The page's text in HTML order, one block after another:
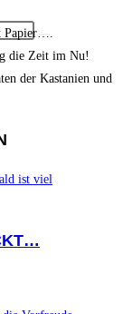
Papier….
die Zeit im Nu!
der Kastanien und